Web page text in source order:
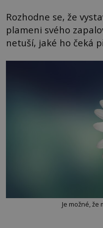
Rozhodne se, že
plameni svého
netuší, jaké ho čeká
Je možné, že